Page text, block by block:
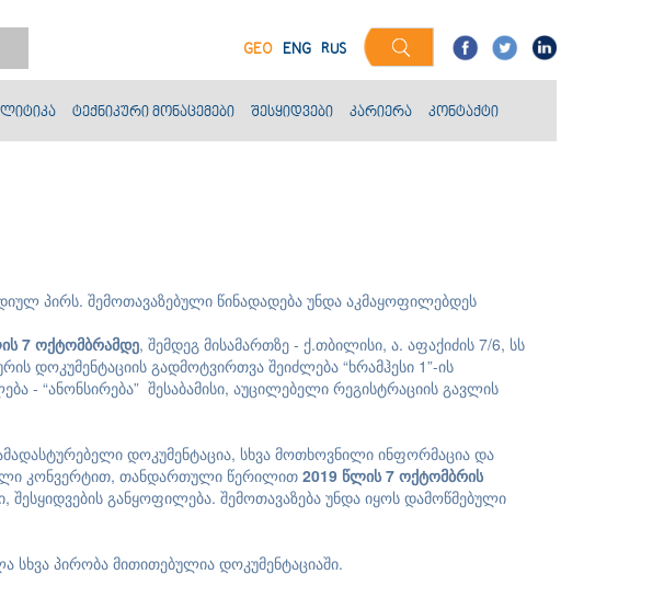
GEO ENG RUS
ტექნიკური მონაცემები შესყიდვები კარიერა კონტაქტი
პირს. შემოთავაზებული წინადადება უნდა აკმაყოფილებდეს
7 ოქტომბრამდე, შემდეგ მისამართზე - ქ.თბილისი, ა. აფაქიძის 7/6, სს
დოკუმენტაციის გადმოტვირთვა შეიძლება “ხრამჰესი 1”-ის
- “ანონსირება” შესაბამისი, აუცილებელი რეგისტრაციის გავლის
დოკუმენტაცია, სხვა მოთხოვნილი ინფორმაცია და
კონვერტით, თანდართული წერილით 2019 წლის 7 ოქტომბრის
შესყიდვების განყოფილება. შემოთავაზება უნდა იყოს დამოწმებული
სხვა პირობა მითითებულია დოკუმენტაციაში.